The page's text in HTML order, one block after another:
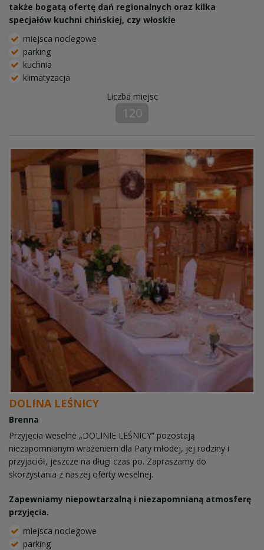
także bogatą ofertę dań regionalnych oraz kilka
specjałów kuchni chińskiej, czy włoskie
miejsca noclegowe
parking
kuchnia
klimatyzacja
Liczba miejsc
120
DOLINA LEŚNICY
Brenna
Przyjęcia weselne „DOLINIE LEŚNICY” pozostają
niezapomnianym wrażeniem dla Pary młodej, jej rodziny i
przyjaciół, jeszcze na długi czas po. Zapraszamy do
skorzystania z naszej oferty weselnej.
Zapewniamy niepowtarzalną i niezapomnianą atmosferę
przyjęcia.
miejsca noclegowe
parking